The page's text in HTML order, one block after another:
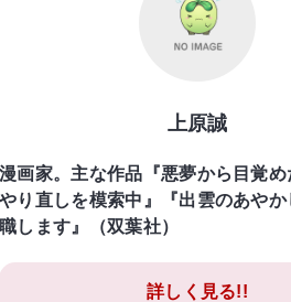
上原誠
漫画家。主な作品『悪夢から目覚
やり直しを模索中』『出雲のあや
職します』（双葉社）
詳しく見る!!